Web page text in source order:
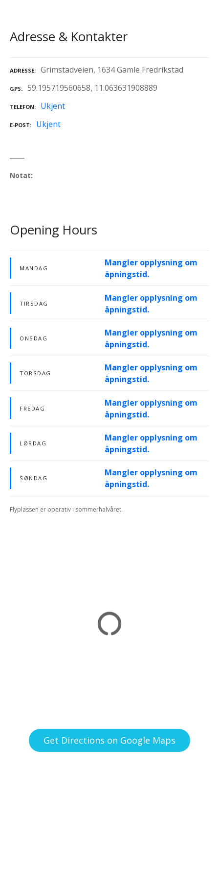
Adresse & Kontakter
ADRESSE Grimstadveien, 1634 Gamle Fredrikstad
GPS 59.195719560658, 11.063631908889
TELEFON Ukjent
E-POST Ukjent
Notat:
Opening Hours
MANDAG
Mangler opplysning om
åpningstid.
TIRSDAG
Mangler opplysning om
åpningstid.
ONSDAG
Mangler opplysning om
åpningstid.
TORSDAG
Mangler opplysning om
åpningstid.
FREDAG
Mangler opplysning om
åpningstid.
LØRDAG
Mangler opplysning om
åpningstid.
SØNDAG
Mangler opplysning om
åpningstid.
Flyplassen er operativ i sommerhalvåret.
Get Directions on Google Maps